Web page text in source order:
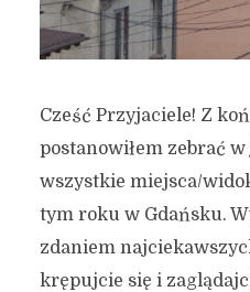
Cześć Przyjaciele! Z
postanowiłem zebrać
wszystkie miejsca/
tym roku w Gdańsku.
zdaniem
krępujcie się i